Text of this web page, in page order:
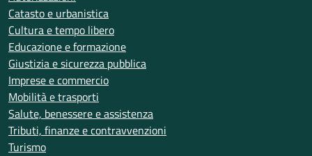
Catasto e urbanistica
Cultura e tempo libero
Educazione e formazione
Giustizia e sicurezza pubblica
Imprese e commercio
Mobilità e trasporti
Salute, benessere e assistenza
Tributi, finanze e contravvenzioni
Turismo